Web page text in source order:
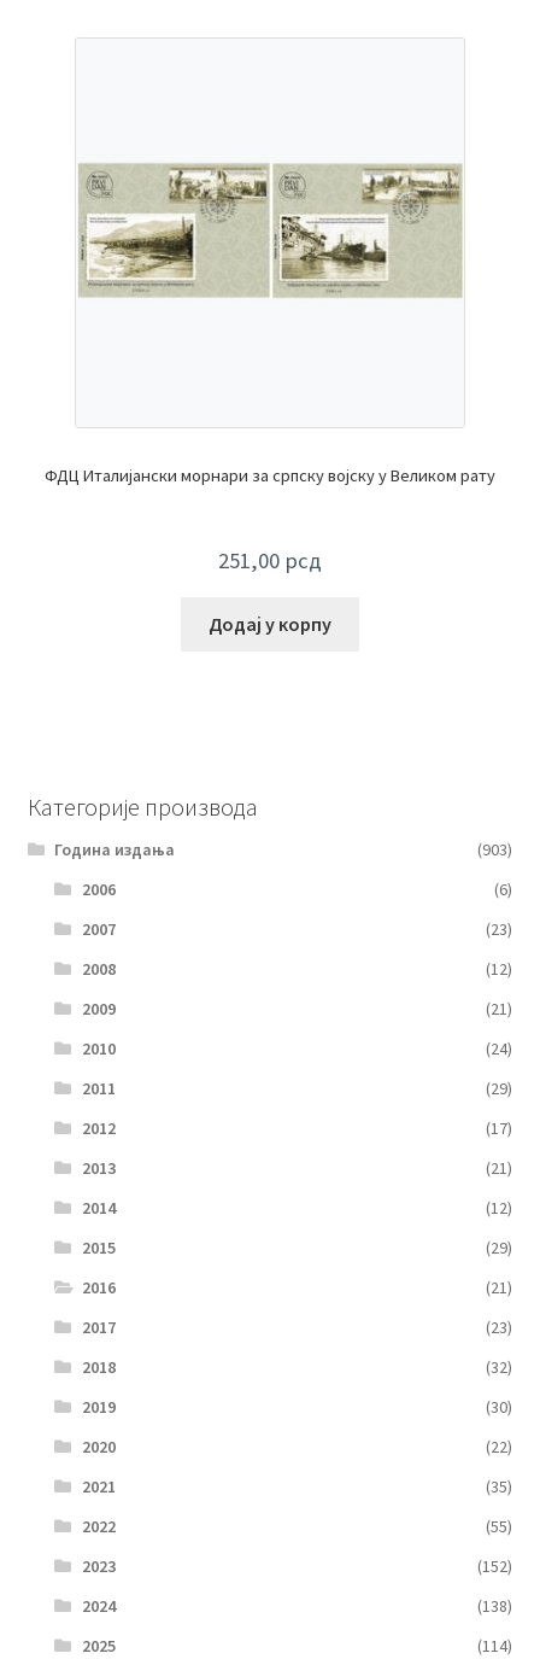
ФДЦ Италијански морнари за српску војску у Великом рату
251,00 рсд
Додај у корпу
Категорије производа
Година издања
(903)
2006
(6)
2007
(23)
2008
(12)
2009
(21)
2010
(24)
2011
(29)
2012
(17)
2013
(21)
2014
(12)
2015
(29)
2016
(21)
2017
(23)
2018
(32)
2019
(30)
2020
(22)
2021
(35)
2022
(55)
2023
(152)
2024
(138)
2025
(114)